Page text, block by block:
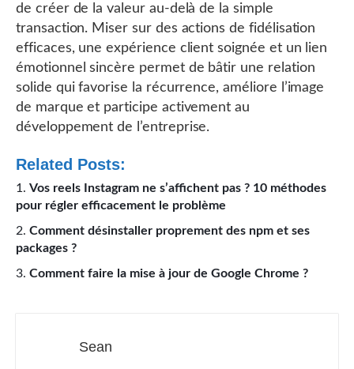
de créer de la valeur au-delà de la simple
transaction. Miser sur des actions de fidélisation
efficaces, une expérience client soignée et un lien
émotionnel sincère permet de bâtir une relation
solide qui favorise la récurrence, améliore l’image
de marque et participe activement au
développement de l’entreprise.
Related Posts:
Vos reels Instagram ne s’affichent pas ? 10 méthodes
pour régler efficacement le problème
Comment désinstaller proprement des npm et ses
packages ?
Comment faire la mise à jour de Google Chrome ?
Sean